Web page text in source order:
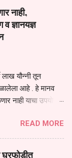
काळ आहे
महामारीत आपंण
विचाराचा
सप्रदायच खूप मोठा
सक्षम असणे गरजेचे आहे
ही त्याच्यासाठी खूप
आळस आ...
नाही,
ज्ञानयज्ञ
लाख यौन्नी तून
आहे . हे मानव
नाही याचा उपयोग
मिळतो . . परतू
स्वर्गातील देवत्व
हे हिर्यापेक्षा
READ MORE
घरफोडीत